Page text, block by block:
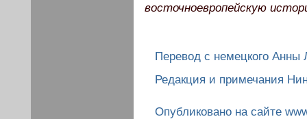
восточноевропейскую
Перевод с немецкого Анны
Редакция и примечания
Опубликовано на сайте